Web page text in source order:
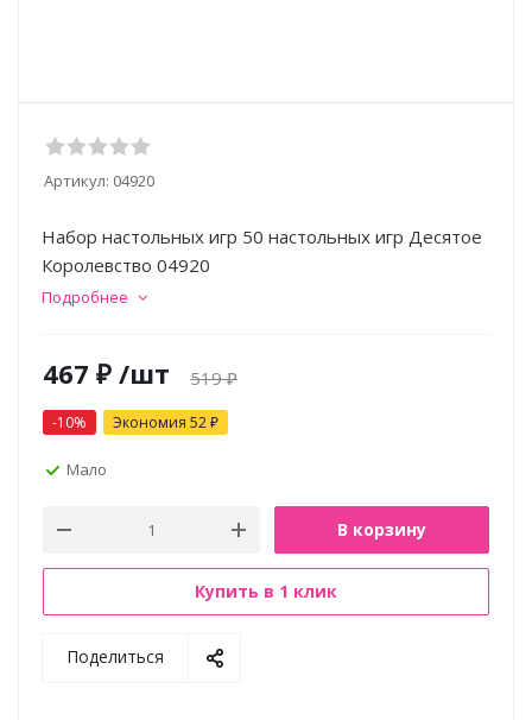
Артикул: 04920
Набор настольных игр 50 настольных игр Десятое
Королевство 04920
Подробнее
467 ₽ /шт 519₽
-10% Экономия 52₽
Мало
В корзину
Купить в 1 клик
Поделиться